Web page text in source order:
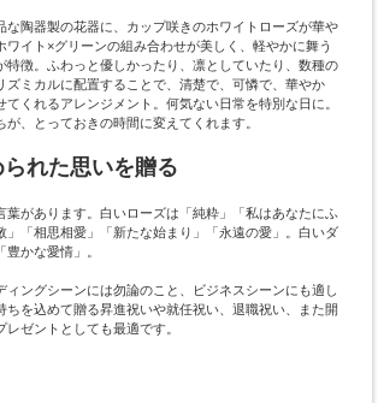
な陶器製の花器に、カップ咲きのホワイトローズが華や
ワイト×グリーンの組み合わせが美しく、軽やかに舞う
特徴。ふわっと優しかったり、凛としていたり、数種の
ズミカルに配置することで、清楚で、可憐で、華やか
てくれるアレンジメント。何気ない日常を特別な日に。
が、とっておきの時間に変えてくれます。
れた思いを贈る
葉があります。白いローズは「純粋」「私はあなたにふ
」「相思相愛」「新たな始まり」「永遠の愛」。白いダ
豊かな愛情」。
ィングシーンには勿論のこと、ビジネスシーンにも適し
ちを込めて贈る昇進祝いや就任祝い、退職祝い、また開
ゼントとしても最適です。